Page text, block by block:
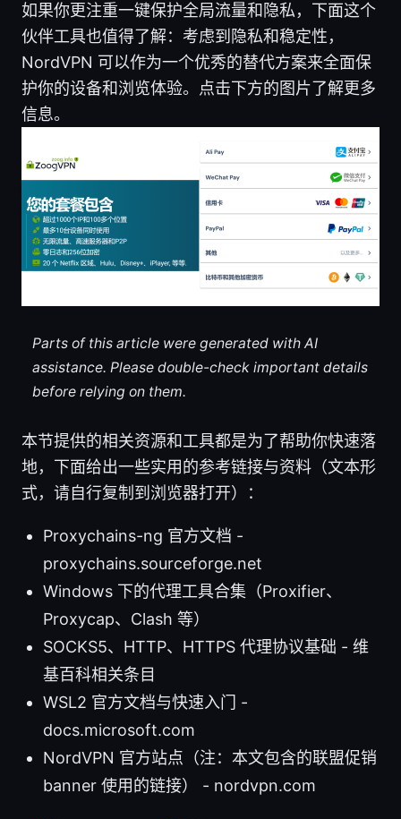
如果你更注重一键保护全局流量和隐私，下面这个
伙伴工具也值得了解：考虑到隐私和稳定性，
NordVPN 可以作为一个优秀的替代方案来全面保
护你的设备和浏览体验。点击下方的图片了解更多
信息。
Parts of this article were generated with AI
assistance. Please double-check important details
before relying on them.
本节提供的相关资源和工具都是为了帮助你快速落
地，下面给出一些实用的参考链接与资料（文本形
式，请自行复制到浏览器打开）：
Proxychains-ng 官方文档 -
proxychains.sourceforge.net
Windows 下的代理工具合集（Proxifier、
Proxycap、Clash 等）
SOCKS5、HTTP、HTTPS 代理协议基础 - 维
基百科相关条目
WSL2 官方文档与快速入门 -
docs.microsoft.com
NordVPN 官方站点（注：本文包含的联盟促销
banner 使用的链接） - nordvpn.com